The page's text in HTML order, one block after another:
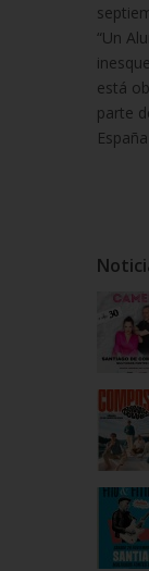
“Un
está
parte